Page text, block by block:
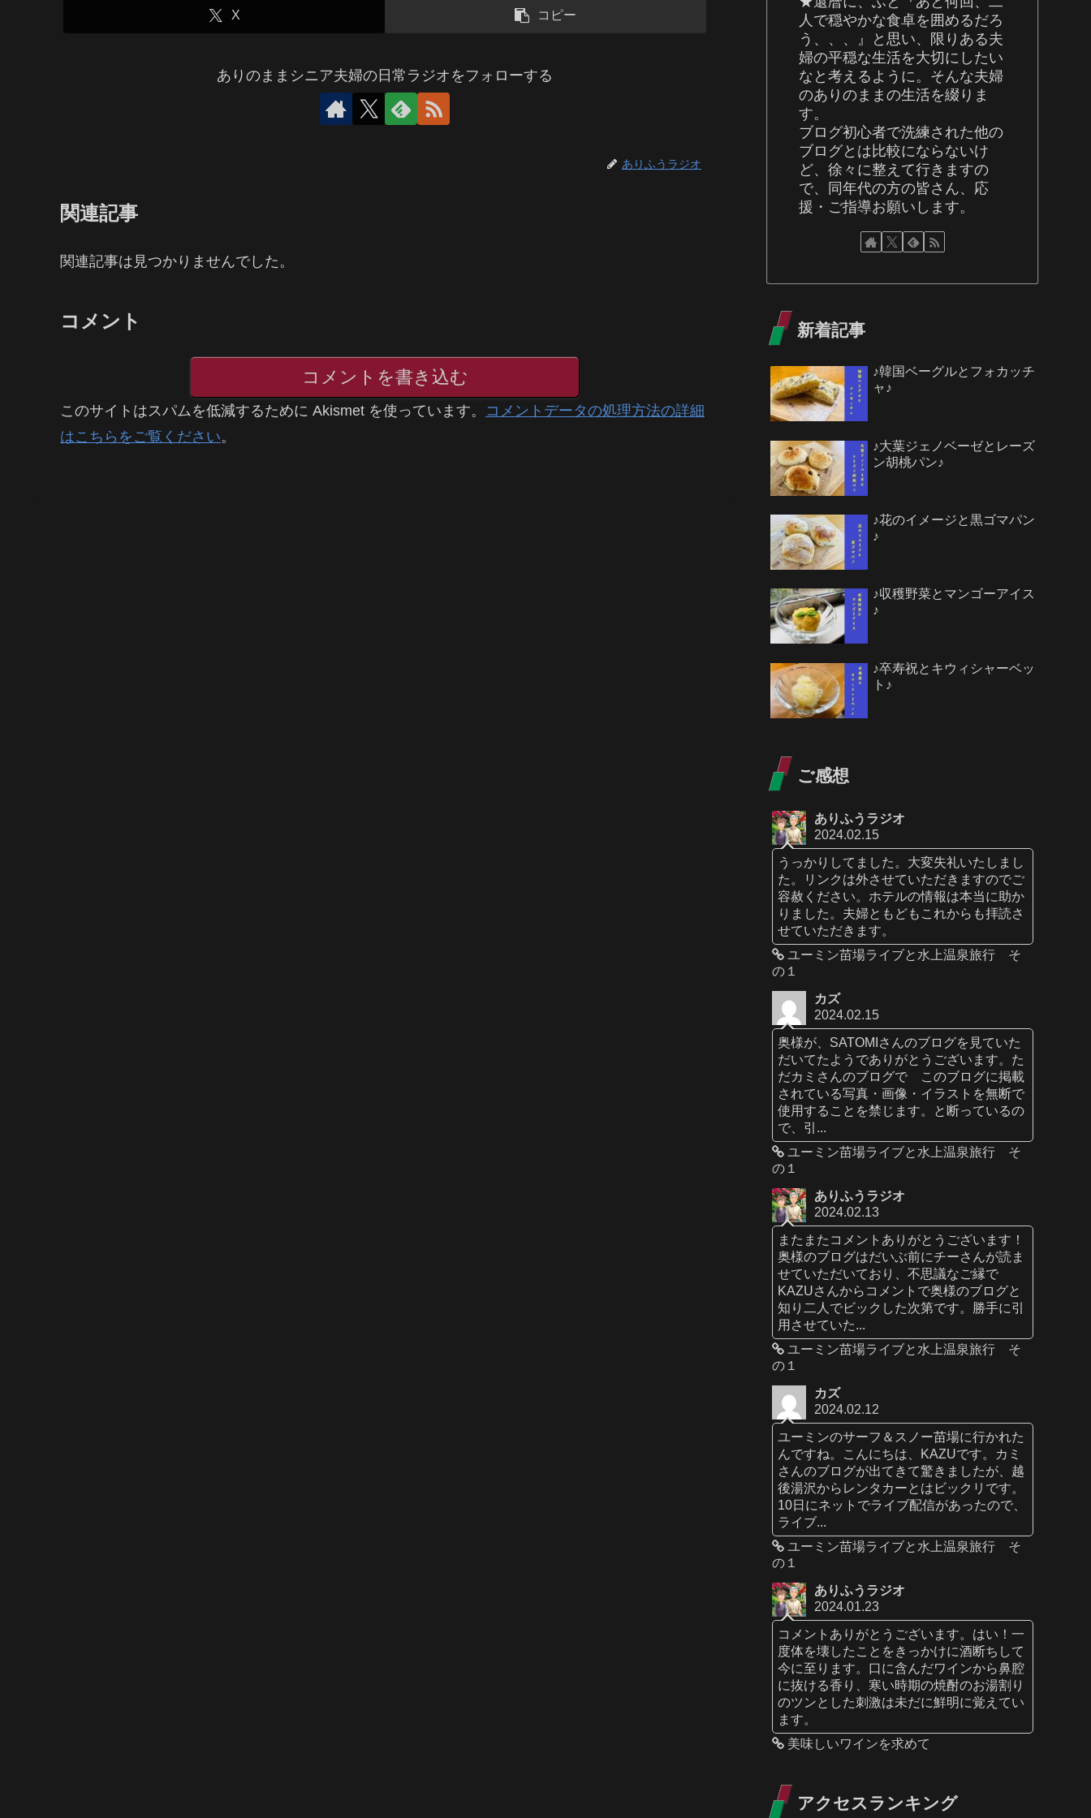
X コピー
ありのままシニア夫婦の日常ラジオをフォローする
ありふうラジオ
関連記事
関連記事は見つかりませんでした。
コメント
コメントを書き込む
このサイトはスパムを低減するために Akismet を使っています。 コメントデータの処理方法の詳細
はこちらをご覧ください。
人で穏やかな食卓を囲めるだろ
う、、、』と思い、限りある夫
婦の平穏な生活を大切にしたい
なと考えるように。そんな夫婦
のありのままの生活を綴りま
す。
ブログ初心者で洗練された他の
ブログとは比較にならないけ
ど、徐々に整えて行きますの
で、同年代の方の皆さん、応
援・ご指導お願いします。
新着記事
♪韓国ベーグルとフォカッチ
ャ♪
♪大葉ジェノベーゼとレーズ
ン胡桃パン♪
♪花のイメージと黒ゴマパン
♪
♪収穫野菜とマンゴーアイス
♪
♪卒寿祝とキウィシャーベッ
ト♪
ご感想
ありふうラジオ
2024.02.15
うっかりしてました。大変失礼いたしまし
た。リンクは外させていただきますのでご
容赦ください。ホテルの情報は本当に助か
りました。夫婦ともどもこれからも拝読さ
せていただきます。
ユーミン苗場ライブと水上温泉旅行 そ
の１
カズ
2024.02.15
奥様が、SATOMIさんのブログを見ていた
だいてたようでありがとうございます。た
だカミさんのブログで このブログに掲載
されている写真・画像・イラストを無断で
使用することを禁じます。と断っているの
で、引...
ユーミン苗場ライブと水上温泉旅行 そ
の１
ありふうラジオ
2024.02.13
またまたコメントありがとうございます！
奥様のブログはだいぶ前にチーさんが読ま
せていただいており、不思議なご縁で
KAZUさんからコメントで奥様のブログと
知り二人でビックした次第です。勝手に引
用させていた...
ユーミン苗場ライブと水上温泉旅行 そ
の１
カズ
2024.02.12
ユーミンのサーフ＆スノー苗場に行かれた
んですね。こんにちは、KAZUです。カミ
さんのブログが出てきて驚きましたが、越
後湯沢からレンタカーとはビックリです。
10日にネットでライブ配信があったので、
ライブ...
ユーミン苗場ライブと水上温泉旅行 そ
の１
ありふうラジオ
2024.01.23
コメントありがとうございます。はい！一
度体を壊したことをきっかけに酒断ちして
今に至ります。口に含んだワインから鼻腔
に抜ける香り、寒い時期の焼酎のお湯割り
のツンとした刺激は未だに鮮明に覚えてい
ます。
美味しいワインを求めて
アクセスランキング